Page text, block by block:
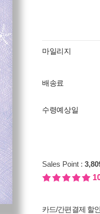
마일리지
배송료
수령예상일
Sales Point :
카드/간편결제 할인